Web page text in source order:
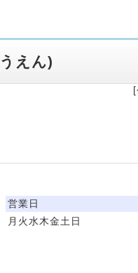
えん)
営業日
月火水木金土日